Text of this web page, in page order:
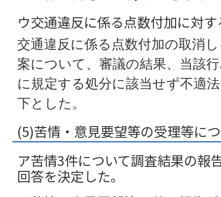
ウ交通違反に係る点数付加に対
交通違反に係る点数付加の取消
案について、審議の結果、当該
に規定する処分に該当せず不適
下とした。
(5)苦情・意見要望等の受理等に
ア苦情3件について調査結果の報
回答を決定した。